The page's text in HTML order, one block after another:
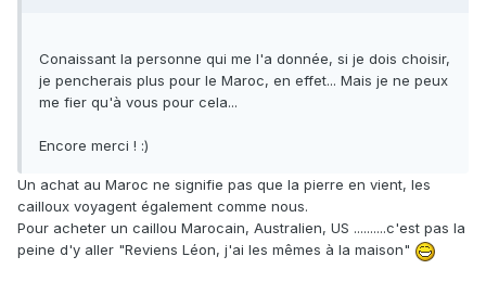
Conaissant la personne qui me l'a donnée, si je dois choisir,
je pencherais plus pour le Maroc, en effet... Mais je ne peux
me fier qu'à vous pour cela...
Encore merci ! :)
Un achat au Maroc ne signifie pas que la pierre en vient, les
cailloux voyagent également comme nous.
Pour acheter un caillou Marocain, Australien, US ..........c'est pas la
peine d'y aller "Reviens Léon, j'ai les mêmes à la maison"